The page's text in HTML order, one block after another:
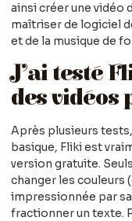
ainsi créer une vidéo
maîtriser de logiciel
et de la musique de
J’ai testé
des vidéos
Après plusieurs
basique, Fliki est
version gratuite.
changer les couleurs
impressionnée par
fractionner un texte.